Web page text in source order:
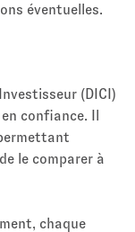
éventuelles.
(DICI)
confiance. Il
le comparer à
chaque